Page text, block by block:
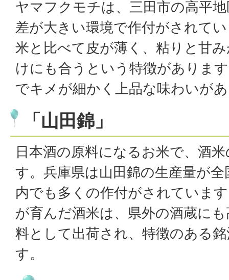
ヤマフクモチは、三田市の高平
差が大きい環境で作付がされて
米と比べて皮が薄く、粘りと甘
けにも合うという特徴がありま
でキメが細かく上品な味わいが
「山田錦」
日本酒の原料になるお米で、酒
す。兵庫県は山田錦の生産量が
内でも多くの作付がされていま
が育んだ酒米は、県外の酒蔵に
料として出荷され、特徴のある
す。